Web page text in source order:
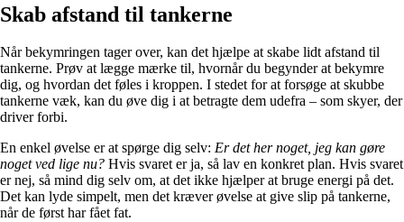
Skab afstand til tankerne
Når bekymringen tager over, kan det hjælpe at skabe lidt afstand til
tankerne. Prøv at lægge mærke til, hvornår du begynder at bekymre
dig, og hvordan det føles i kroppen. I stedet for at forsøge at skubbe
tankerne væk, kan du øve dig i at betragte dem udefra – som skyer, der
driver forbi.
En enkel øvelse er at spørge dig selv: Er det her noget, jeg kan gøre
noget ved lige nu? Hvis svaret er ja, så lav en konkret plan. Hvis svaret
er nej, så mind dig selv om, at det ikke hjælper at bruge energi på det.
Det kan lyde simpelt, men det kræver øvelse at give slip på tankerne,
når de først har fået fat.